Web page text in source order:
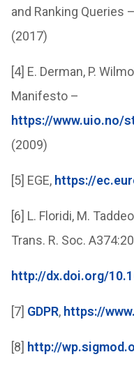
and Ranking Queries
(2017)
[4] E. Derman, P.
Manifesto –
https://www.uio.no/
(2009)
[5] EGE, https://
[6] L. Floridi, M.
Trans. R. Soc.
http://dx.doi.org/
[7] GDPR, https://
[8] http://